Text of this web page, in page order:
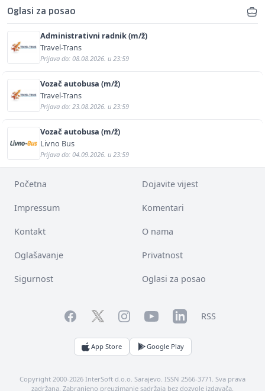
Oglasi za posao
Administrativni radnik (m/ž)
Travel-Trans
Prijava do: 08.08.2026. u 23:59
Vozač autobusa (m/ž)
Travel-Trans
Prijava do: 23.08.2026. u 23:59
Vozač autobusa (m/ž)
Livno Bus
Prijava do: 04.09.2026. u 23:59
Početna Dojavite vijest
Impressum Komentari
Kontakt O nama
Oglašavanje Privatnost
Sigurnost Oglasi za posao
FacebookTwitterInstagramYouTubeLinkedInRSS
App Store Google Play
Copyright 2000-2026 InterSoft d.o.o. Sarajevo. ISSN 2566-3771. Sva prava
zadržana. Zabranjeno preuzimanje sadržaja bez dozvole izdavača.